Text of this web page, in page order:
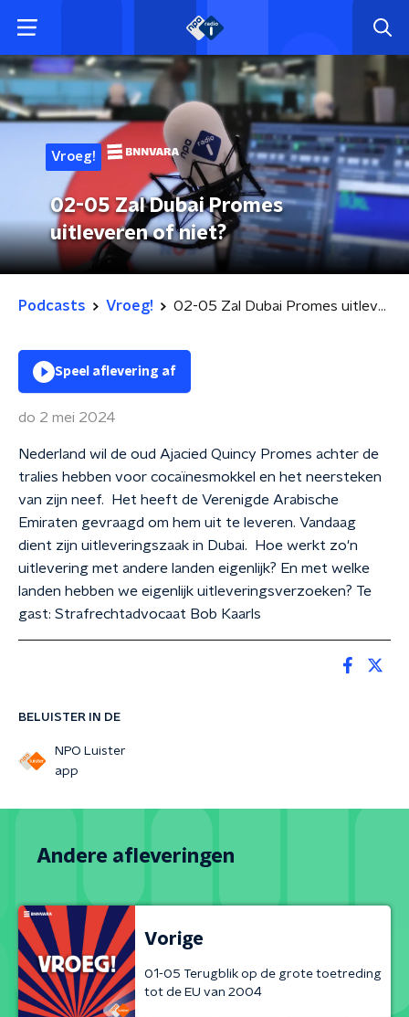
Vroeg!
02-05 Zal Dubai Promes
uitleveren of niet?
Podcasts Vroeg! 02-05 Zal Dubai Promes uitleveren of niet?
BELUISTER IN DE
NPO Luister
app
Speel aflevering af
do 2 mei 2024
Nederland wil de oud Ajacied Quincy Promes achter de
tralies hebben voor cocaïnesmokkel en het neersteken
van zijn neef. Het heeft de Verenigde Arabische
Emiraten gevraagd om hem uit te leveren. Vandaag
dient zijn uitleveringszaak in Dubai. Hoe werkt zo'n
uitlevering met andere landen eigenlijk? En met welke
landen hebben we eigenlijk uitleveringsverzoeken? Te
gast: Strafrechtadvocaat Bob Kaarls
Andere afleveringen
Vorige
01-05 Terugblik op de grote toetreding
tot de EU van 2004